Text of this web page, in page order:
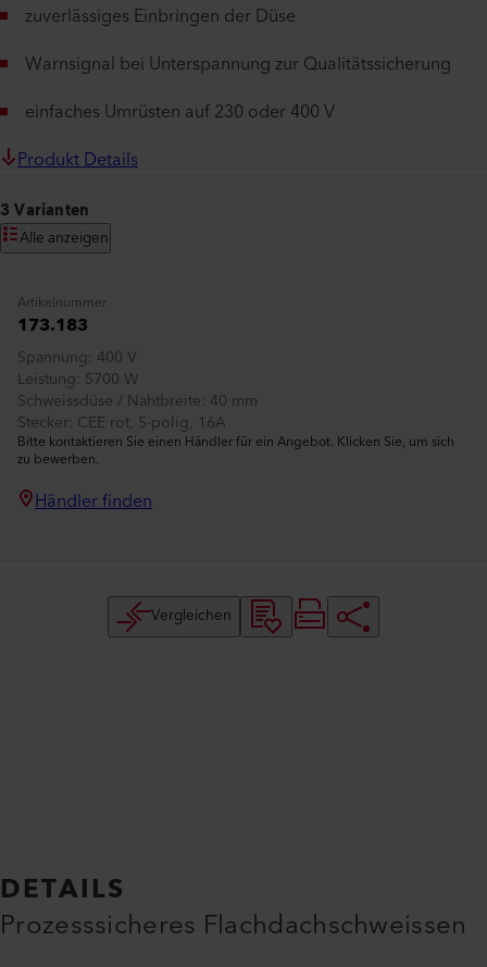
zuverlässiges Einbringen der Düse
Warnsignal bei Unterspannung zur Qualitätssicherung
einfaches Umrüsten auf 230 oder 400 V
Produkt Details
3 Varianten
Alle anzeigen
Artikelnummer
173.183
Spannung 400 V
Leistung 5700 W
Schweissdüse / Nahtbreite 40 mm
Stecker CEE rot, 5-polig, 16A
Bitte kontaktieren Sie einen Händler für ein Angebot. Klicken Sie, um sich
zu bewerben.
Händler finden
Vergleichen
DETAILS
Prozesssicheres Flachdachschweissen